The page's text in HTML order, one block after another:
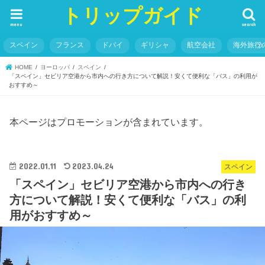
トリップガイド search
menu
スペイン フランス ドバイ ギリシャ 航空会社 海外旅行
HOME ヨーロッパ
スペイン
「スペイン」セビリア空港から市内への行き方について解説！安くて便利な「バス」の利用が
おすすめ～
本ページはプロモーションが含まれています。
スペイン
2022.01.11 2023.04.24
「スペイン」セビリア空港から市内への行き
方について解説！安くて便利な「バス」の利
用がおすすめ～